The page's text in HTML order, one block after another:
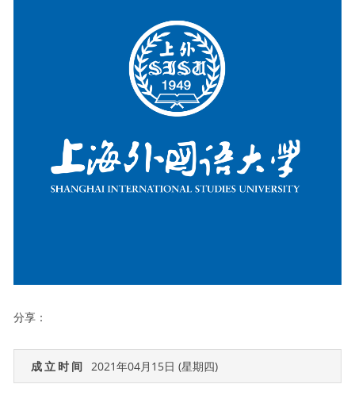
分享：
成立时间 2021年04月15日 (星期四)